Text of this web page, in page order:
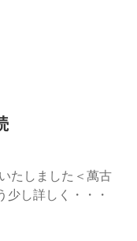
たしました＜萬古
少し詳しく・・・